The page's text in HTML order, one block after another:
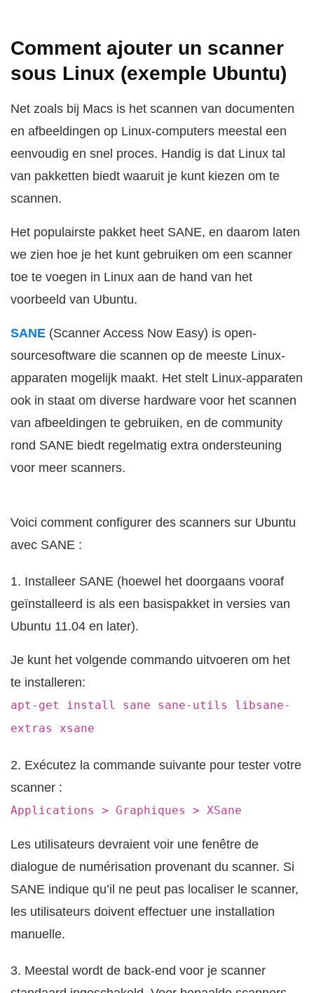
Comment ajouter un scanner
sous Linux (exemple Ubuntu)
Net zoals bij Macs is het scannen van documenten
en afbeeldingen op Linux-computers meestal een
eenvoudig en snel proces. Handig is dat Linux tal
van pakketten biedt waaruit je kunt kiezen om te
scannen.
Het populairste pakket heet SANE, en daarom laten
we zien hoe je het kunt gebruiken om een scanner
toe te voegen in Linux aan de hand van het
voorbeeld van Ubuntu.
SANE (Scanner Access Now Easy) is open-
sourcesoftware die scannen op de meeste Linux-
apparaten mogelijk maakt. Het stelt Linux-apparaten
ook in staat om diverse hardware voor het scannen
van afbeeldingen te gebruiken, en de community
rond SANE biedt regelmatig extra ondersteuning
voor meer scanners.
Voici comment configurer des scanners sur Ubuntu
avec SANE :
1. Installeer SANE (hoewel het doorgaans vooraf
geïnstalleerd is als een basispakket in versies van
Ubuntu 11.04 en later).
Je kunt het volgende commando uitvoeren om het
te installeren:
apt-get install sane sane-utils libsane-
extras xsane
2. Exécutez la commande suivante pour tester votre
scanner :
Applications > Graphiques > XSane
Les utilisateurs devraient voir une fenêtre de
dialogue de numérisation provenant du scanner. Si
SANE indique qu’il ne peut pas localiser le scanner,
les utilisateurs doivent effectuer une installation
manuelle.
3. Meestal wordt de back-end voor je scanner